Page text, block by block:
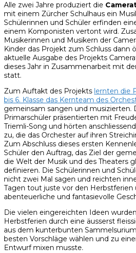
Alle zwei Jahre produziert die
mit einem Zürcher Schulhaus ein
Schülerinnen und Schüler erfinden
einem Komponisten vertont wird.
Musikerinnen und Musikern der
Kinder das Projekt zum Schluss dann
aktuelle Ausgabe des Projekts
dieses Jahr in Zusammenarbeit mit
statt.
Zum Auftakt des Projekts lernten die
bis 6. Klasse das Kernteam des
gemeinsam sangen und musizierten.
Primarschüler präsentierten mit
Triemli-Song und hörten
zu, die das Orchester auf ihren
Zum Abschluss dieses ersten
Schüler den Auftrag, das Ziel der
die Welt der Musik und des Theaters
definieren. Die Schülerinnen und
nicht zwei Mal sagen und reichten
Tagen tout juste vor den Herbstferien
abenteuerliche und fantasievolle
Die vielen eingereichten Ideen
Herbstferien durch eine äusserst
aus dem kunterbunten
besten Vorschläge wählen und zu
Entwurf mixen musste.